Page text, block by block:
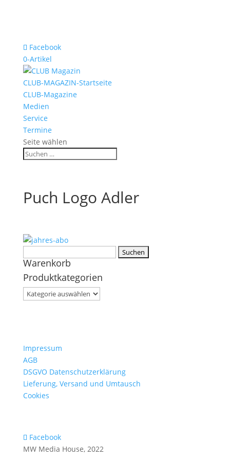
Facebook
0-Artikel
CLUB-MAGAZIN-Startseite
CLUB-Magazine
Medien
Service
Termine
Seite wählen
Puch Logo Adler
nach:
Warenkorb
Produktkategorien
Impressum
AGB
DSGVO Datenschutzerklärung
Lieferung, Versand und Umtausch
Cookies
Facebook
MW Media House, 2022